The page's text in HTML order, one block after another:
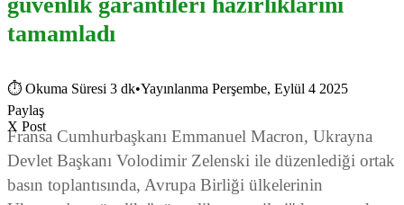
tamamladı
⏱ Okuma Süresi 3 dk•Yayınlanma Perşembe, Eylül 4 2025
Paylaş
X Post
Fransa Cumhurbaşkanı Emmanuel Macron, Ukrayna
Devlet Başkanı Volodimir Zelenski ile düzenlediği ortak
basın toplantısında, Avrupa Birliği ülkelerinin